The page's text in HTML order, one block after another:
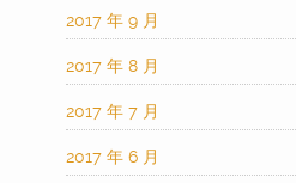
2017 年 9 月
2017 年 8 月
2017 年 7 月
2017 年 6 月